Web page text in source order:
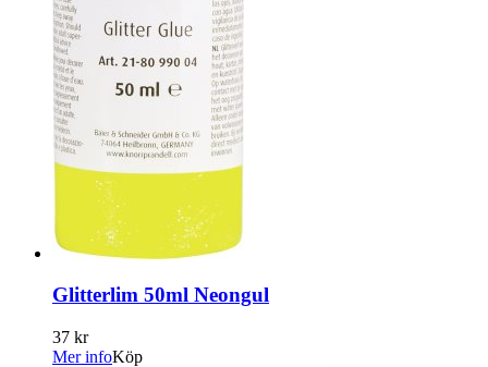
Glitterlim 50ml Neongul
37 kr
Mer infoKöp